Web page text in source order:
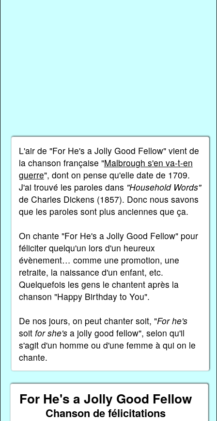
L'air de "For He's a Jolly Good Fellow" vient de
la chanson française "Malbrough s'en va-t-en
guerre", dont on pense qu'elle date de 1709.
J'ai trouvé les paroles dans "Household Words"
de Charles Dickens (1857). Donc nous savons
que les paroles sont plus anciennes que ça.
On chante "For He's a Jolly Good Fellow" pour
féliciter quelqu'un lors d'un heureux
évènement… comme une promotion, une
retraite, la naissance d'un enfant, etc.
Quelquefois les gens le chantent après la
chanson "Happy Birthday to You".
De nos jours, on peut chanter soit, "For he's
soit for she'sa jolly good fellow", selon qu'il
s'agit d'un homme ou d'une femme à qui on le
chante.
For He's a Jolly Good Fellow
Chanson de félicitations